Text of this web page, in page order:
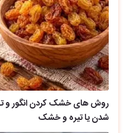
روش های خشک کردن انگور و
شدن یا تیره و خشک